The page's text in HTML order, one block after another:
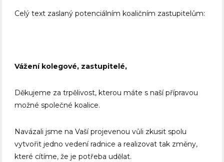
Celý text zaslaný potenciálním koaličním zastupitelům:
Vážení kolegové, zastupitelé,
Děkujeme za trpělivost, kterou máte s naší přípravou
možné společné koalice.
Navázali jsme na Vaší projevenou vůli zkusit spolu
vytvořit jedno vedení radnice a realizovat tak změny,
které cítíme, že je potřeba udělat.